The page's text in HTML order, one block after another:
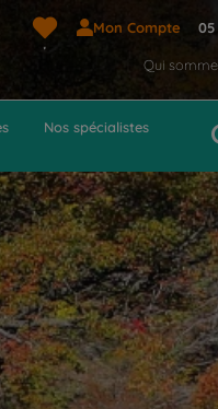
Mon Compte 05
Qui
Nos spécialistes